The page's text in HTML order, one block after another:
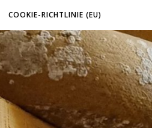
COOKIE-RICHTLINIE (EU)